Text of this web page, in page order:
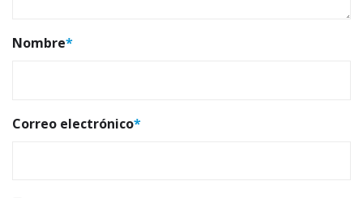
Nombre*
Correo electrónico*